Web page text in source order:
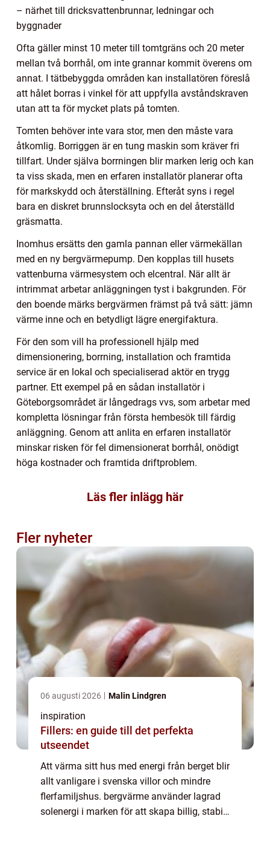
– närhet till dricksvattenbrunnar, ledningar och
byggnader
Ofta gäller minst 10 meter till tomtgräns och 20 meter
mellan två borrhål, om inte grannar kommit överens om
annat. I tätbebyggda områden kan installatören föreslå
att hålet borras i vinkel för att uppfylla avståndskraven
utan att ta för mycket plats på tomten.
Tomten behöver inte vara stor, men den måste vara
åtkomlig. Borriggen är en tung maskin som kräver fri
tillfart. Under själva borrningen blir marken lerig och kan
ta viss skada, men en erfaren installatör planerar ofta
för markskydd och återställning. Efteråt syns i regel
bara en diskret brunnslocksyta och en del återställd
gräsmatta.
Inomhus ersätts den gamla pannan eller värmekällan
med en ny bergvärmepump. Den kopplas till husets
vattenburna värmesystem och elcentral. När allt är
intrimmat arbetar anläggningen tyst i bakgrunden. För
den boende märks bergvärmen främst på två sätt: jämn
värme inne och en betydligt lägre energifaktura.
För den som vill ha professionell hjälp med
dimensionering, borrning, installation och framtida
service är en lokal och specialiserad aktör en trygg
partner. Ett exempel på en sådan installatör i
Göteborgsområdet är långedrags vvs, som arbetar med
kompletta lösningar från första hembesök till färdig
anläggning. Genom att anlita en erfaren installatör
minskar risken för fel dimensionerat borrhål, onödigt
höga kostnader och framtida driftproblem.
Läs fler inlägg här
Fler nyheter
06 augusti 2026 Malin Lindgren
inspiration
Fillers: en guide till det perfekta
utseendet
Att värma sitt hus med energi från berget blir
allt vanligare i svenska villor och mindre
flerfamiljshus. bergvärme använder lagrad
solenergi i marken för att skapa billig, stabil